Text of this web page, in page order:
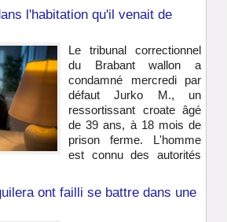
l'habitation qu'il venait de
Le tribunal correctionnel
du Brabant wallon a
condamné mercredi par
défaut Jurko M., un
ressortissant croate âgé
de 39 ans, à 18 mois de
prison ferme. L'homme
est connu des autorités
ont failli se battre dans une